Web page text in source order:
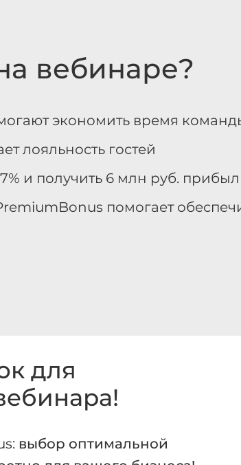
вебинаре?
экономить время
лояльность гостей
и получить 6 млн руб.
помогает
для
выбор оптимальной